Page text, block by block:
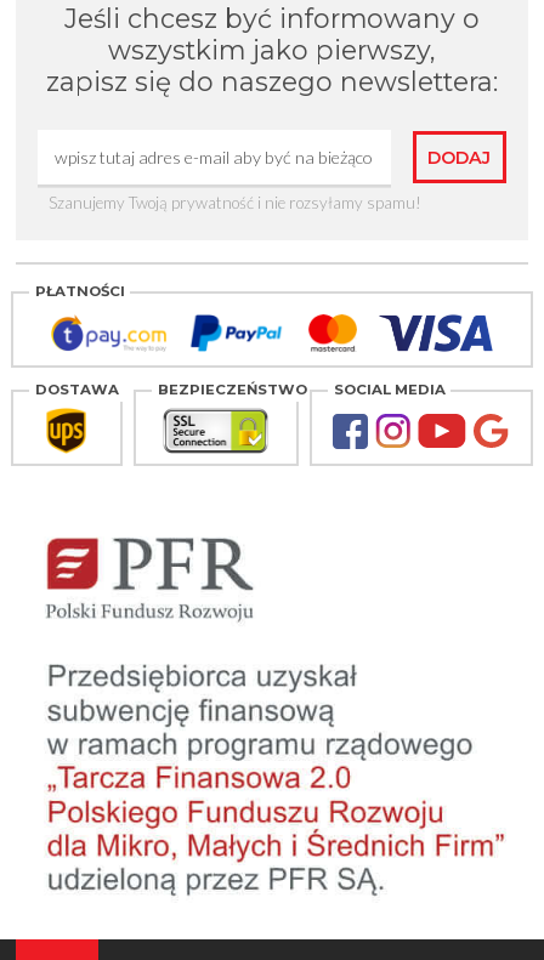
Jeśli chcesz być informowany o
wszystkim jako pierwszy,
zapisz się do naszego newslettera:
Szanujemy Twoją prywatność i nie rozsyłamy spamu!
PŁATNOŚCI
DOSTAWA BEZPIECZEŃSTWO SOCIAL MEDIA